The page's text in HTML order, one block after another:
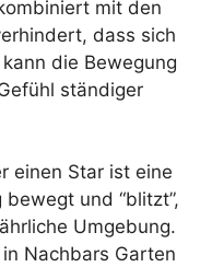
mit den
dass sich
die Bewegung
ständiger
einen Star ist eine
und “blitzt”,
Umgebung.
Nachbars Garten